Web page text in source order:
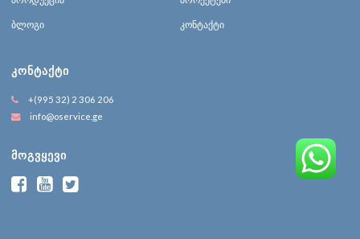
ბლოგი კონტაქტი
ᲙᲝᲜᲢᲐᲥᲢᲘ
+(995 32) 2 306 206
info@oservice.ge
ᲛᲝᲒᲕᲧᲔᲕᲘ